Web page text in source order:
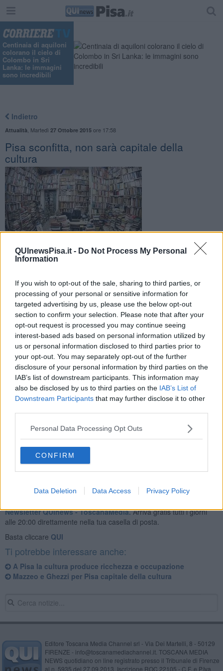
QUInewsPisa.it - Do Not Process My Personal
Information
If you wish to opt-out of the sale, sharing to third parties, or
processing of your personal or sensitive information for
targeted advertising by us, please use the below opt-out
section to confirm your selection. Please note that after your
opt-out request is processed you may continue seeing
interest-based ads based on personal information utilized by
us or personal information disclosed to third parties prior to
your opt-out. You may separately opt-out of the further
disclosure of your personal information by third parties on the
IAB’s list of downstream participants. This information may
also be disclosed by us to third parties on the IAB’s List of
Downstream Participants that may further disclose it to other
Personal Data Processing Opt Outs
CONFIRM
Data Deletion Data Access Privacy Policy
Centinaia di aquiloni
colorano il cielo di
Colombo in Sri
Lanka: le immagini
sono incredibili
Indietro
Attualità Martedì 27 Ottobre 2015ore 17:58
Pisa sconfitta, non sarà capitale della
cultura
milione di euro di finanziamento
PISA — Le dieci citta' finaliste erano Aquileia, Como,
Ercolano, Mantova, Parma, Pisa, Pistoia, Spoleto, Taranto e
Terni.
Pisa puntava molto su questa competizione e fino all'ultimo è stata
in lizza per aggiudicarsi l'ambito titolo. Il progetto presentato aveva
Newsletter QUInews - ToscanaMedia.Arriva gratis tutti i giorni
alle 20:00 direttamente nella tua casella di posta.
Basta cliccare QUI
Ti potrebbe interessare anche:
A Pisa la cultura produce ricchezza e occupazione
Mazzeo e Ghezzi per Pisa capitale della cultura
Editore Toscana Media Channel srl - Via Dei Martelli, 8 - 50129
FIRENZE - info@toscanamediachannel.it. TOSCANA MEDIA
NEWS quotidiano on line registrato presso il Tribunale di Firenze
al n. 5935 del 27.09.2013. Iscrizione ROC 22105 - C.F. e P.Iva